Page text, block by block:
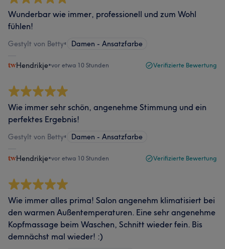
Wunderbar wie immer, professionell und zum Wohl
fühlen!
Gestylt von Betty• Damen - Ansatzfarbe
Hendrikje•vor etwa 10 Stunden Verifizierte Bewertung
Wie immer sehr schön, angenehme Stimmung und ein
perfektes Ergebnis!
Gestylt von Betty• Damen - Ansatzfarbe
Hendrikje•vor etwa 10 Stunden Verifizierte Bewertung
Wie immer alles prima! Salon angenehm klimatisiert bei
den warmen Außentemperaturen. Eine sehr angenehme
Kopfmassage beim Waschen, Schnitt wieder fein. Bis
demnächst mal wieder! :)